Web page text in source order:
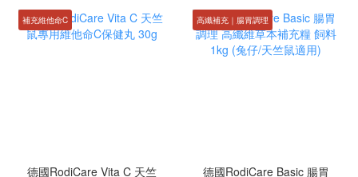
補充維他命C
德國RodiCare Vita C 天竺
高纖補充｜腸胃調理
德國RodiCare Basic 腸胃